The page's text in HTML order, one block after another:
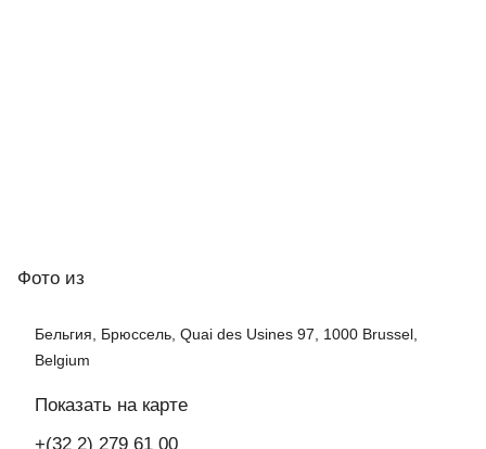
Фото из
Бельгия, Брюссель, Quai des Usines 97, 1000 Brussel,
Belgium
Показать на карте
+(32 2) 279 61 00